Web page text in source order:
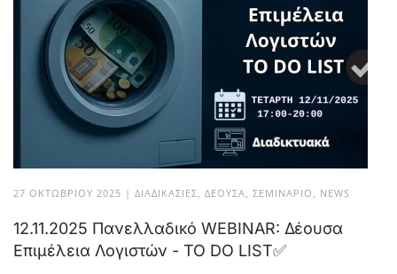
27 ΟΚΤΩΒΡΊΟΥ 2025 | ΔΙΑΔΙΚΑΣΊΕΣ, ΔΈΟΥΣΑ, ΣΕΜΙΝΆΡΙΟ , NEWS
12.11.2025 Πανελλαδικό WEBINAR: Δέουσα
Επιμέλεια Λογιστών - TO DO LIST✅